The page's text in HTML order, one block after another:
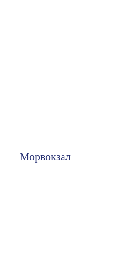
Морвокзал